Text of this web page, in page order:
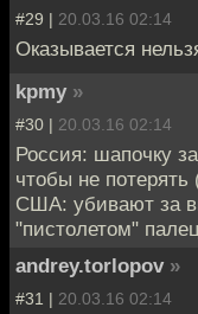
#29 | 20.03.16 02:14
Оказывается
kpmy »
#30 | 20.03.16 02:14
Россия: шапочку
чтобы не потерять
США: убивают за
"пистолетом"
andrey.torlopov »
#31 | 20.03.16 02:14